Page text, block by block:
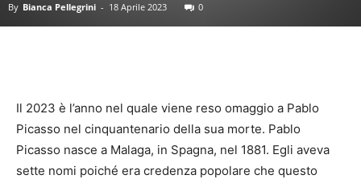
By Bianca Pellegrini - 18 Aprile 2023 0
Il 2023 è l’anno nel quale viene reso omaggio a Pablo
Picasso nel cinquantenario della sua morte. Pablo
Picasso nasce a Malaga, in Spagna, nel 1881. Egli aveva
sette nomi poiché era credenza popolare che questo